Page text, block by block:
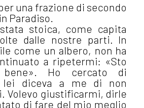
una frazione di secondo
Paradiso.
stoica, come capita
dalle nostre parti. In
come un albero, non ha
a ripetermi: «Sto
Ho cercato di
lei diceva a me di non
Volevo giustificarmi, dirle
di fare del mio meglio